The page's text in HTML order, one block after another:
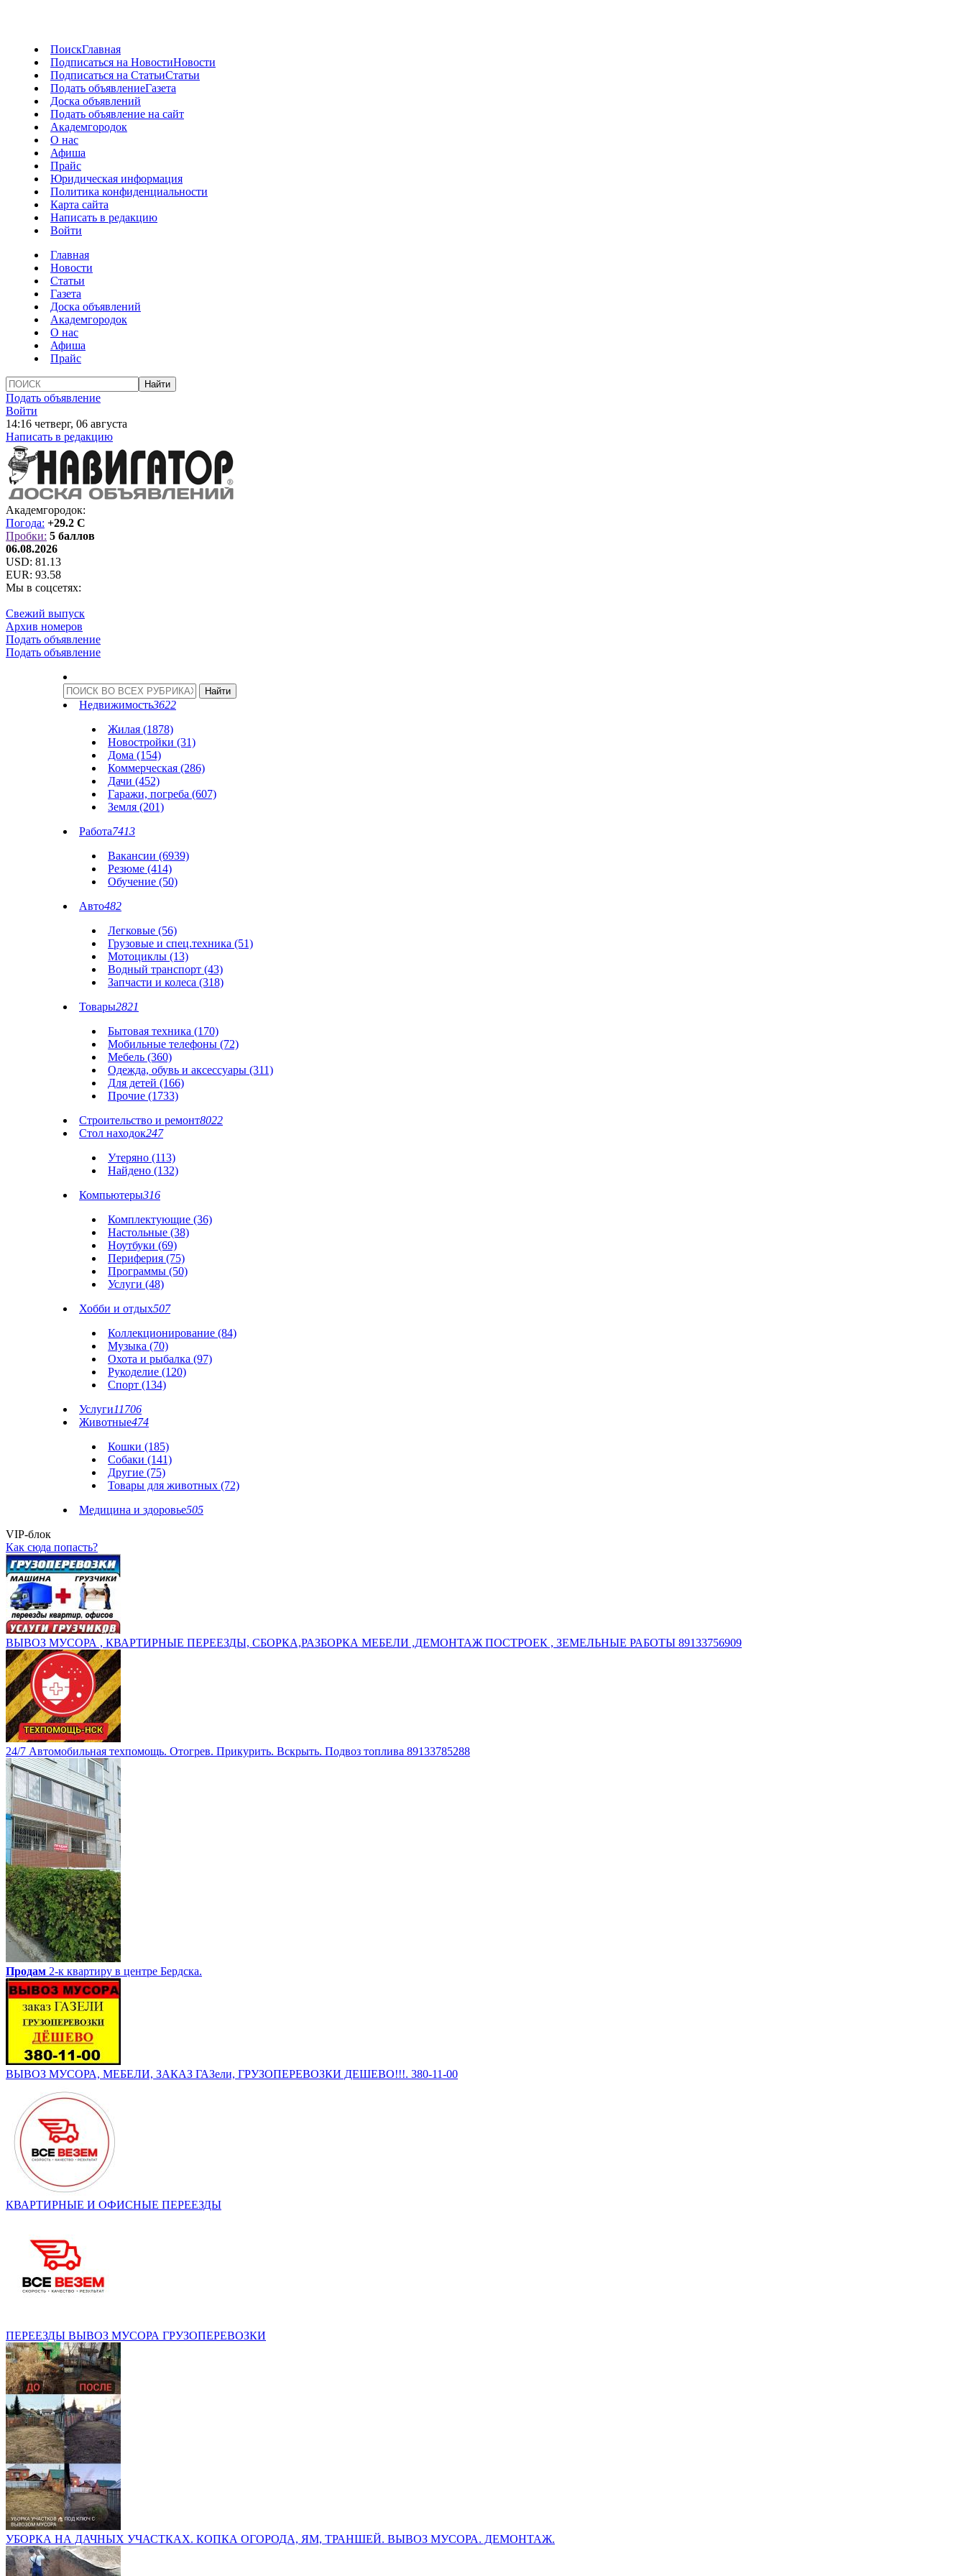
ПоискГлавная
Подписаться на НовостиНовости
Подписаться на СтатьиСтатьи
Подать объявлениеГазета
Доска объявлений
Подать объявление на сайт
Академгородок
О нас
Афиша
Прайс
Юридическая информация
Политика конфиденциальности
Карта сайта
Написать в редакцию
Войти
Главная
Новости
Статьи
Газета
Доска объявлений
Академгородок
О нас
Афиша
Прайс
Подать объявление
Войти
14:16 четверг, 06 августа
Написать в редакцию
Академгородок:
Погода: +29.2 C
Пробки: 5 баллов
06.08.2026
USD: 81.13
EUR: 93.58
Мы в соцсетях:
Свежий выпуск
Архив номеров
Подать объявление
Подать объявление
Недвижимость3622
Жилая (1878)
Новостройки (31)
Дома (154)
Коммерческая (286)
Дачи (452)
Гаражи, погреба (607)
Земля (201)
Работа7413
Вакансии (6939)
Резюме (414)
Обучение (50)
Авто482
Легковые (56)
Грузовые и спец.техника (51)
Мотоциклы (13)
Водный транспорт (43)
Запчасти и колеса (318)
Товары2821
Бытовая техника (170)
Мобильные телефоны (72)
Мебель (360)
Одежда, обувь и аксессуары (311)
Для детей (166)
Прочие (1733)
Строительство и ремонт8022
Стол находок247
Утеряно (113)
Найдено (132)
Компьютеры316
Комплектующие (36)
Настольные (38)
Ноутбуки (69)
Периферия (75)
Программы (50)
Услуги (48)
Хобби и отдых507
Коллекционирование (84)
Музыка (70)
Охота и рыбалка (97)
Рукоделие (120)
Спорт (134)
Услуги11706
Животные474
Кошки (185)
Собаки (141)
Другие (75)
Товары для животных (72)
Медицина и здоровье505
VIP-блок
Как сюда попасть?
ВЫВОЗ МУСОРА , КВАРТИРНЫЕ ПЕРЕЕЗДЫ, СБОРКА,РАЗБОРКА МЕБЕЛИ ,ДЕМОНТАЖ ПОСТРОЕК , ЗЕМЕЛЬНЫЕ РАБОТЫ 89133756909
24/7 Автомобильная техпомощь. Отогрев. Прикурить. Вскрыть. Подвоз топлива 89133785288
Продам 2-к квартиру в центре Бердска.
ВЫВОЗ МУСОРА, МЕБЕЛИ, ЗАКАЗ ГАЗели, ГРУЗОПЕРЕВОЗКИ ДЕШЕВО!!!. 380-11-00
КВАРТИРНЫЕ И ОФИСНЫЕ ПЕРЕЕЗДЫ
ПЕРЕЕЗДЫ ВЫВОЗ МУСОРА ГРУЗОПЕРЕВОЗКИ
УБОРКА НА ДАЧНЫХ УЧАСТКАХ. КОПКА ОГОРОДА, ЯМ, ТРАНШЕЙ. ВЫВОЗ МУСОРА. ДЕМОНТАЖ.